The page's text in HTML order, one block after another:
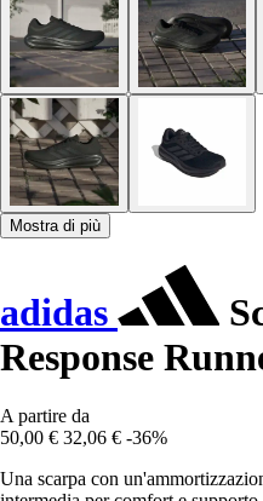
Mostra di più
adidas
Response
A partire da
50,00 € 32,06 € -36%
Una scarpa con